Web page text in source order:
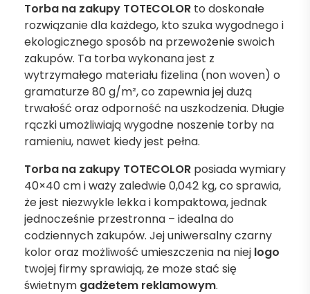
Torba na zakupy TOTECOLOR to doskonałe
rozwiązanie dla każdego, kto szuka wygodnego i
ekologicznego sposób na przewożenie swoich
zakupów. Ta torba wykonana jest z
wytrzymałego materiału fizelina (non woven) o
gramaturze 80 g/m², co zapewnia jej dużą
trwałość oraz odporność na uszkodzenia. Długie
rączki umożliwiają wygodne noszenie torby na
ramieniu, nawet kiedy jest pełna.
Torba na zakupy TOTECOLOR posiada wymiary
40×40 cm i waży zaledwie 0,042 kg, co sprawia,
że jest niezwykle lekka i kompaktowa, jednak
jednocześnie przestronna – idealna do
codziennych zakupów. Jej uniwersalny czarny
kolor oraz możliwość umieszczenia na niej logo
twojej firmy sprawiają, że może stać się
świetnym gadżetem reklamowym.